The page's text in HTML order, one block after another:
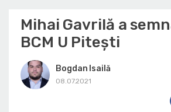
Mihai Gavrilă a
BCM U Pitești
Bogdan Isailă
08.07.2021